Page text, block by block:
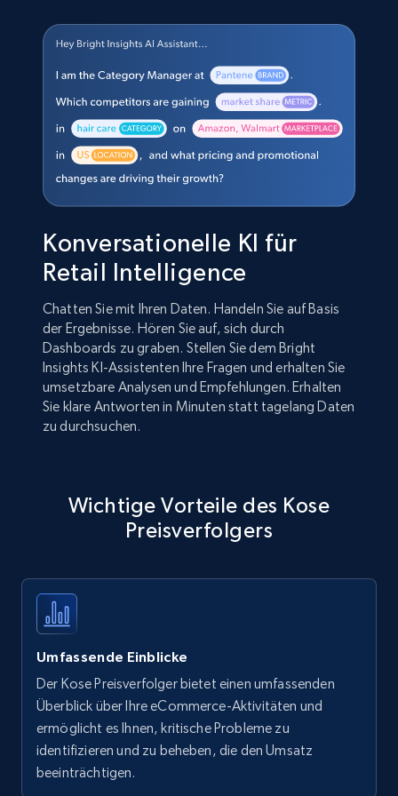
Konversationelle KI für
Retail Intelligence
Chatten Sie mit Ihren Daten. Handeln Sie auf Basis
der Ergebnisse. Hören Sie auf, sich durch
Dashboards zu graben. Stellen Sie dem Bright
Insights KI-Assistenten Ihre Fragen und erhalten Sie
umsetzbare Analysen und Empfehlungen. Erhalten
Sie klare Antworten in Minuten statt tagelang Daten
zu durchsuchen.
Wichtige Vorteile des Kose
Preisverfolgers
Umfassende Einblicke
Der Kose Preisverfolger bietet einen umfassenden
Überblick über Ihre eCommerce-Aktivitäten und
ermöglicht es Ihnen, kritische Probleme zu
identifizieren und zu beheben, die den Umsatz
beeinträchtigen.